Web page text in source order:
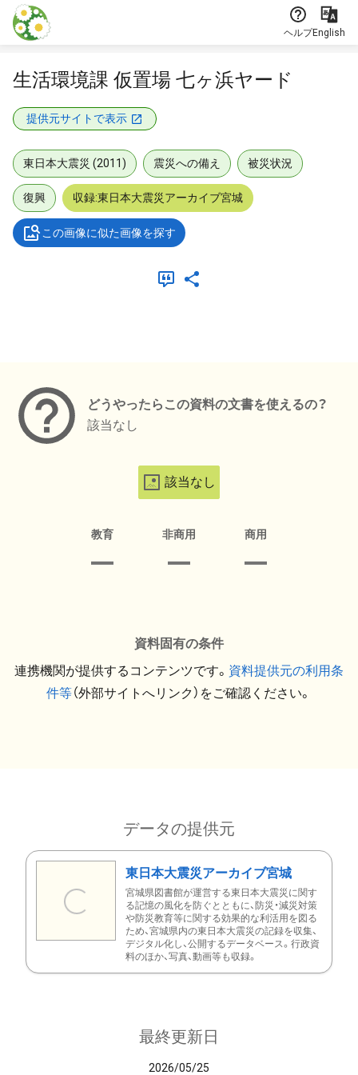
本文に飛ぶ
ヘルプEnglish
生活環境課 仮置場 七ヶ浜ヤード
提供元サイトで表示
東日本大震災 (2011) 震災への備え 被災状況
復興 収録:東日本大震災アーカイブ宮城
この画像に似た画像を探す
どうやったらこの資料の文書を使えるの？
該当なし
該当なし
教育 非商用 商用
資料固有の条件
連携機関が提供するコンテンツです。 資料提供元の利用条
件等（外部サイトへリンク）をご確認ください。
データの提供元
東日本大震災アーカイブ宮城
宮城県図書館が運営する東日本大震災に関す
る記憶の風化を防ぐとともに、防災・減災対策
や防災教育等に関する効果的な利活用を図る
ため、宮城県内の東日本大震災の記録を収集、
デジタル化し、公開するデータベース。行政資
料のほか、写真、動画等も収録。
最終更新日
2026/05/25